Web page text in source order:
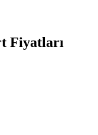
Fiyatları